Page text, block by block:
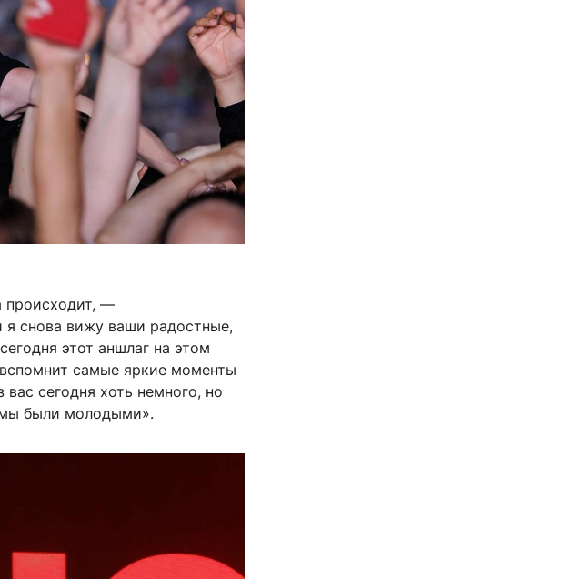
происходит, —
снова вижу ваши радостные,
этот аншлаг на этом
самые яркие моменты
сегодня хоть немного, но
мы были молодыми».